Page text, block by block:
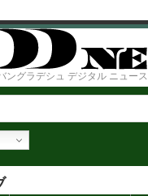
ングラデシュ デジタル ニュース